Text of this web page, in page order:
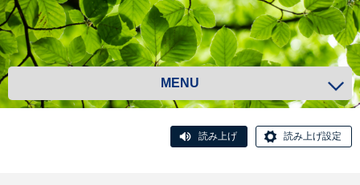
MENU
読み上げ 読み上げ設定